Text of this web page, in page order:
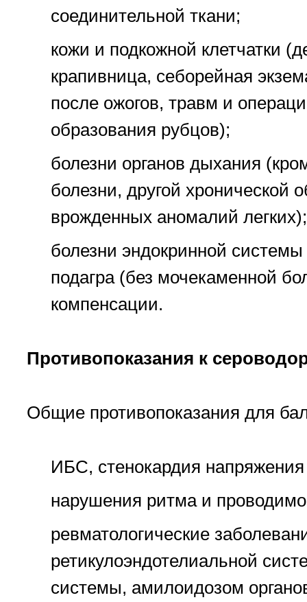
соединительной ткани;
кожи и подкожной клетчатки
крапивница, себорейная
после ожогов, травм и
образования рубцов);
болезни органов дыхания
болезни, другой хронической
врожденных аномалий легких);
болезни эндокринной
подагра (без мочекаменной
компенсации.
Противопоказания к
Общие противопоказания для
ИБС, стенокардия
нарушения ритма и
ревматологические
ретикулоэндотелиальной
системы, амилоидозом